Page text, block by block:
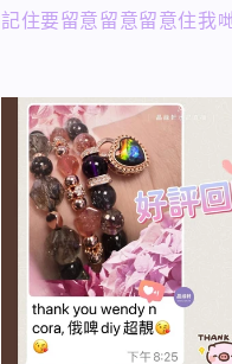
記住要留意留意留意住我